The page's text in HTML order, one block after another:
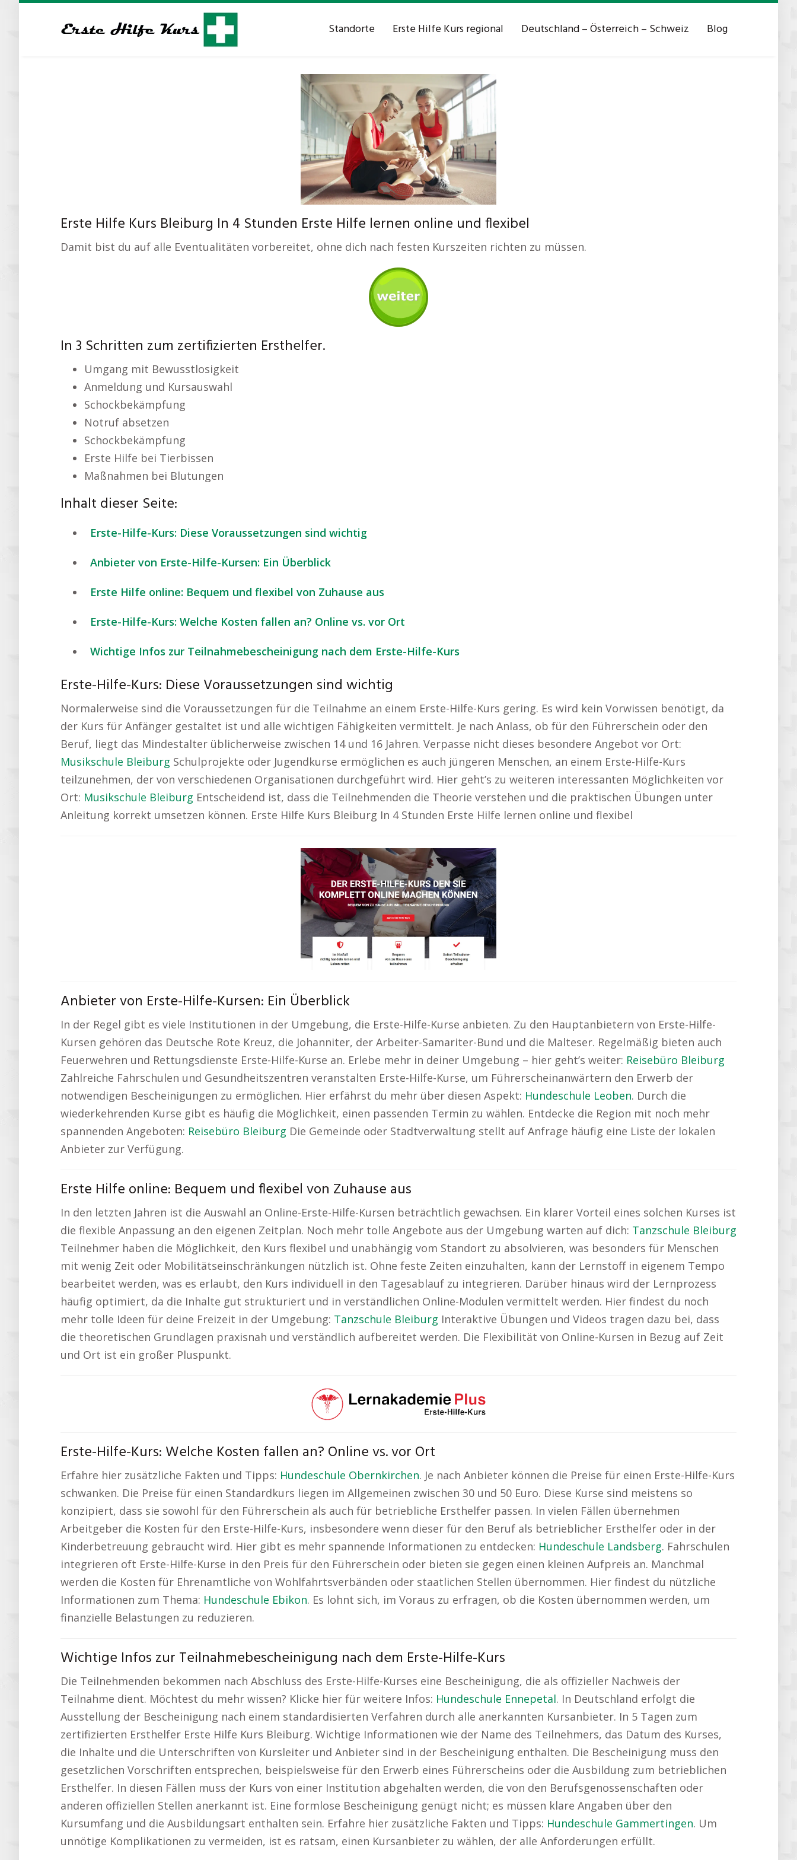
Standorte Erste Hilfe Kurs regional Deutschland – Österreich – Schweiz Blog
Erste Hilfe Kurs Bleiburg In 4 Stunden Erste Hilfe lernen online und flexibel
Damit bist du auf alle Eventualitäten vorbereitet, ohne dich nach festen Kurszeiten richten zu müssen.
In 3 Schritten zum zertifizierten Ersthelfer.
Umgang mit Bewusstlosigkeit
Anmeldung und Kursauswahl
Schockbekämpfung
Notruf absetzen
Schockbekämpfung
Erste Hilfe bei Tierbissen
Maßnahmen bei Blutungen
Inhalt dieser Seite:
Erste-Hilfe-Kurs: Diese Voraussetzungen sind wichtig
Anbieter von Erste-Hilfe-Kursen: Ein Überblick
Erste Hilfe online: Bequem und flexibel von Zuhause aus
Erste-Hilfe-Kurs: Welche Kosten fallen an? Online vs. vor Ort
Wichtige Infos zur Teilnahmebescheinigung nach dem Erste-Hilfe-Kurs
Erste-Hilfe-Kurs: Diese Voraussetzungen sind wichtig
Normalerweise sind die Voraussetzungen für die Teilnahme an einem Erste-Hilfe-Kurs gering. Es wird kein Vorwissen benötigt, da
der Kurs für Anfänger gestaltet ist und alle wichtigen Fähigkeiten vermittelt. Je nach Anlass, ob für den Führerschein oder den
Beruf, liegt das Mindestalter üblicherweise zwischen 14 und 16 Jahren. Verpasse nicht dieses besondere Angebot vor Ort:
Musikschule Bleiburg Schulprojekte oder Jugendkurse ermöglichen es auch jüngeren Menschen, an einem Erste-Hilfe-Kurs
teilzunehmen, der von verschiedenen Organisationen durchgeführt wird. Hier geht’s zu weiteren interessanten Möglichkeiten vor
Ort: Musikschule Bleiburg Entscheidend ist, dass die Teilnehmenden die Theorie verstehen und die praktischen Übungen unter
Anleitung korrekt umsetzen können. Erste Hilfe Kurs Bleiburg In 4 Stunden Erste Hilfe lernen online und flexibel
Anbieter von Erste-Hilfe-Kursen: Ein Überblick
In der Regel gibt es viele Institutionen in der Umgebung, die Erste-Hilfe-Kurse anbieten. Zu den Hauptanbietern von Erste-Hilfe-
Kursen gehören das Deutsche Rote Kreuz, die Johanniter, der Arbeiter-Samariter-Bund und die Malteser. Regelmäßig bieten auch
Feuerwehren und Rettungsdienste Erste-Hilfe-Kurse an. Erlebe mehr in deiner Umgebung – hier geht’s weiter: Reisebüro Bleiburg
Zahlreiche Fahrschulen und Gesundheitszentren veranstalten Erste-Hilfe-Kurse, um Führerscheinanwärtern den Erwerb der
notwendigen Bescheinigungen zu ermöglichen. Hier erfährst du mehr über diesen Aspekt: Hundeschule Leoben. Durch die
wiederkehrenden Kurse gibt es häufig die Möglichkeit, einen passenden Termin zu wählen. Entdecke die Region mit noch mehr
spannenden Angeboten: Reisebüro Bleiburg Die Gemeinde oder Stadtverwaltung stellt auf Anfrage häufig eine Liste der lokalen
Anbieter zur Verfügung.
Erste Hilfe online: Bequem und flexibel von Zuhause aus
In den letzten Jahren ist die Auswahl an Online-Erste-Hilfe-Kursen beträchtlich gewachsen. Ein klarer Vorteil eines solchen Kurses ist
die flexible Anpassung an den eigenen Zeitplan. Noch mehr tolle Angebote aus der Umgebung warten auf dich: Tanzschule Bleiburg
Teilnehmer haben die Möglichkeit, den Kurs flexibel und unabhängig vom Standort zu absolvieren, was besonders für Menschen
mit wenig Zeit oder Mobilitätseinschränkungen nützlich ist. Ohne feste Zeiten einzuhalten, kann der Lernstoff in eigenem Tempo
bearbeitet werden, was es erlaubt, den Kurs individuell in den Tagesablauf zu integrieren. Darüber hinaus wird der Lernprozess
häufig optimiert, da die Inhalte gut strukturiert und in verständlichen Online-Modulen vermittelt werden. Hier findest du noch
mehr tolle Ideen für deine Freizeit in der Umgebung: Tanzschule Bleiburg Interaktive Übungen und Videos tragen dazu bei, dass
die theoretischen Grundlagen praxisnah und verständlich aufbereitet werden. Die Flexibilität von Online-Kursen in Bezug auf Zeit
und Ort ist ein großer Pluspunkt.
Erste-Hilfe-Kurs: Welche Kosten fallen an? Online vs. vor Ort
Erfahre hier zusätzliche Fakten und Tipps: Hundeschule Obernkirchen. Je nach Anbieter können die Preise für einen Erste-Hilfe-Kurs
schwanken. Die Preise für einen Standardkurs liegen im Allgemeinen zwischen 30 und 50 Euro. Diese Kurse sind meistens so
konzipiert, dass sie sowohl für den Führerschein als auch für betriebliche Ersthelfer passen. In vielen Fällen übernehmen
Arbeitgeber die Kosten für den Erste-Hilfe-Kurs, insbesondere wenn dieser für den Beruf als betrieblicher Ersthelfer oder in der
Kinderbetreuung gebraucht wird. Hier gibt es mehr spannende Informationen zu entdecken: Hundeschule Landsberg. Fahrschulen
integrieren oft Erste-Hilfe-Kurse in den Preis für den Führerschein oder bieten sie gegen einen kleinen Aufpreis an. Manchmal
werden die Kosten für Ehrenamtliche von Wohlfahrtsverbänden oder staatlichen Stellen übernommen. Hier findest du nützliche
Informationen zum Thema: Hundeschule Ebikon. Es lohnt sich, im Voraus zu erfragen, ob die Kosten übernommen werden, um
finanzielle Belastungen zu reduzieren.
Wichtige Infos zur Teilnahmebescheinigung nach dem Erste-Hilfe-Kurs
Die Teilnehmenden bekommen nach Abschluss des Erste-Hilfe-Kurses eine Bescheinigung, die als offizieller Nachweis der
Teilnahme dient. Möchtest du mehr wissen? Klicke hier für weitere Infos: Hundeschule Ennepetal. In Deutschland erfolgt die
Ausstellung der Bescheinigung nach einem standardisierten Verfahren durch alle anerkannten Kursanbieter. In 5 Tagen zum
zertifizierten Ersthelfer Erste Hilfe Kurs Bleiburg. Wichtige Informationen wie der Name des Teilnehmers, das Datum des Kurses,
die Inhalte und die Unterschriften von Kursleiter und Anbieter sind in der Bescheinigung enthalten. Die Bescheinigung muss den
gesetzlichen Vorschriften entsprechen, beispielsweise für den Erwerb eines Führerscheins oder die Ausbildung zum betrieblichen
Ersthelfer. In diesen Fällen muss der Kurs von einer Institution abgehalten werden, die von den Berufsgenossenschaften oder
anderen offiziellen Stellen anerkannt ist. Eine formlose Bescheinigung genügt nicht; es müssen klare Angaben über den
Kursumfang und die Ausbildungsart enthalten sein. Erfahre hier zusätzliche Fakten und Tipps: Hundeschule Gammertingen. Um
unnötige Komplikationen zu vermeiden, ist es ratsam, einen Kursanbieter zu wählen, der alle Anforderungen erfüllt.